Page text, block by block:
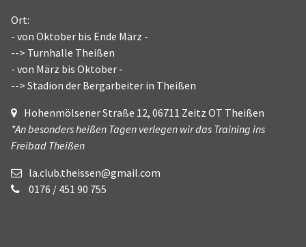
Ort:
- von Oktober bis Ende März -
--> Turnhalle Theißen
- von März bis Oktober -
--> Stadion der Bergarbeiter in Theißen
Hohenmölsener Straße 12, 06711 Zeitz OT Theißen
*An besonders heißen Tagen verlegen wir das Training ins
Freibad Theißen
la.club.theissen@gmail.com
0176 / 451 90 755